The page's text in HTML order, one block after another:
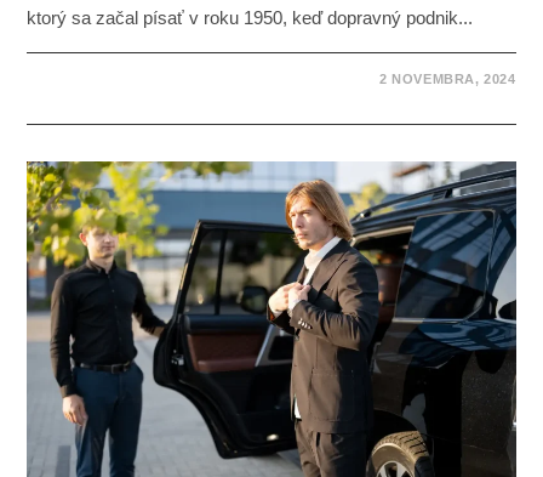
ktorý sa začal písať v roku 1950, keď dopravný podnik...
2 NOVEMBRA, 2024